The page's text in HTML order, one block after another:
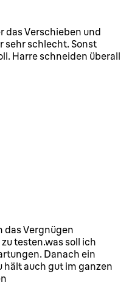
das Verschieben und
sehr schlecht. Sonst
Harre schneiden überall
das Vergnügen
testen.was soll ich
Danach ein
auch gut im ganzen